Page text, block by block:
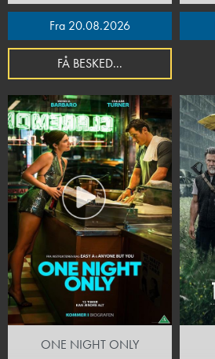
Fra 20.08.2026
FÅ BESKED...
ONE NIGHT ONLY